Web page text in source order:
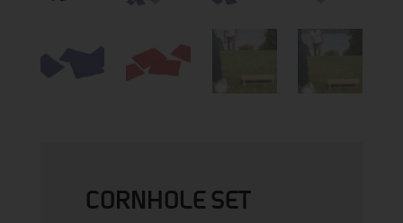
CORNHOLE SET